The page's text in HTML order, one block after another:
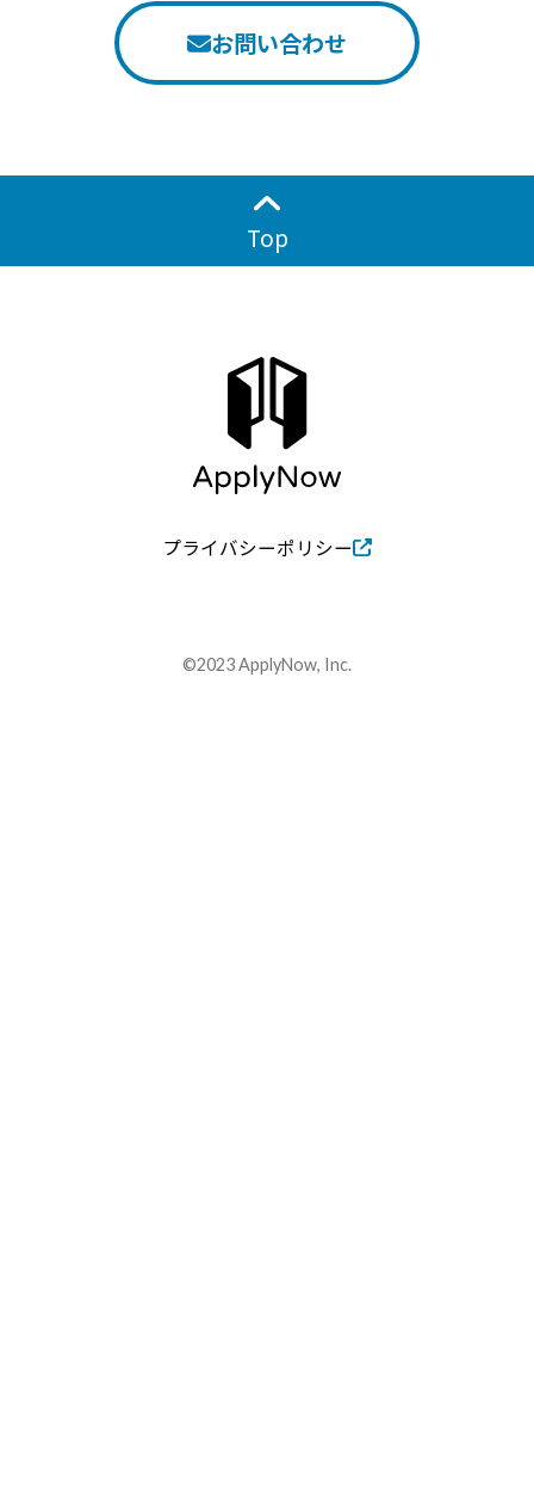
お問い合わせ
Top
プライバシーポリシー
©2023 ApplyNow, Inc.